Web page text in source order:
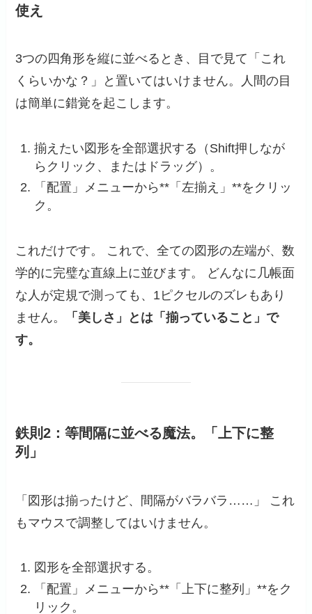
使え
3つの四角形を縦に並べるとき、目で見て「これ
くらいかな？」と置いてはいけません。人間の目
は簡単に錯覚を起こします。
揃えたい図形を全部選択する（Shift押しなが
らクリック、またはドラッグ）。
「配置」メニューから**「左揃え」**をクリッ
ク。
これだけです。 これで、全ての図形の左端が、数
学的に完璧な直線上に並びます。 どんなに几帳面
な人が定規で測っても、1ピクセルのズレもあり
ません。
「美しさ」とは「揃っていること」で
す。
鉄則2：等間隔に並べる魔法。「上下に整
列」
「図形は揃ったけど、間隔がバラバラ……」 これ
もマウスで調整してはいけません。
図形を全部選択する。
「配置」メニューから**「上下に整列」**をク
リック。